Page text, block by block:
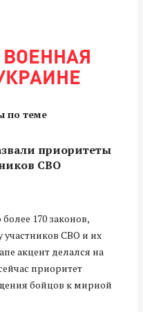
по теме
приоритеты
СВО
170 законов,
СВО и их
акцент делался на
приоритет
бойцов к мирной